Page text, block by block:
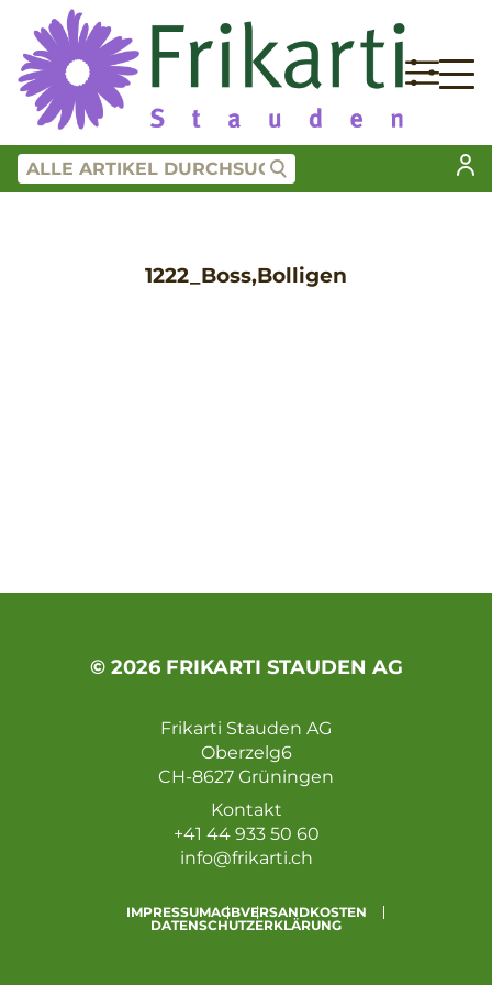
1222_Boss,Bolligen
© 2026 FRIKARTI STAUDEN AG
Frikarti Stauden AG
Oberzelg6
CH-8627 Grüningen
Kontakt
+41 44 933 50 60
info@frikarti.ch
IMPRESSUMAGBVERSANDKOSTEN
DATENSCHUTZERKLÄRUNG